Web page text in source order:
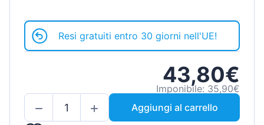
Resi gratuiti entro 30 giorni nell'UE!
43,80€
Imponibile: 35,90€
Aggiungi al carrello